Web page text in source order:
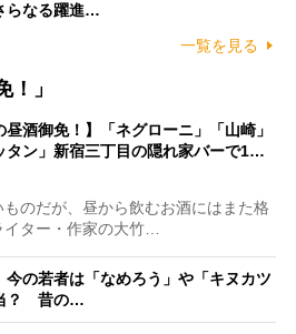
らなる躍進…
一覧を見る
！」
昼酒御免！】「ネグローニ」「山崎」
タン」新宿三丁目の隠れ家バーで1…
のだが、昼から飲むお酒にはまた格
ター・作家の大竹…
今の若者は「なめろう」や「キヌカツ
？ 昔の…